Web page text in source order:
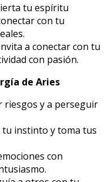
tu espíritu
con tu
a conectar con tu
con pasión.
de Aries
riesgos y a perseguir
tu instinto y toma tus
con